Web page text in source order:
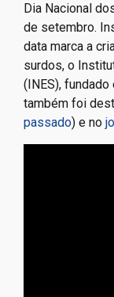
Dia Nacional
de setembro.
data marca a
surdos, o
(INES),
também foi
passado) e no